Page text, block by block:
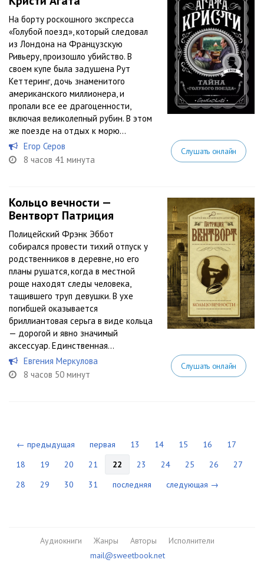
На борту роскошного экспресса
«Голубой поезд», который следовал
из Лондона на Французскую
Ривьеру, произошло убийство. В
своем купе была задушена Рут
Кеттеринг, дочь знаменитого
американского миллионера, и
пропали все ее драгоценности,
включая великолепный рубин. В этом
же поезде на отдых к морю...
Егор Серов
8 часов 41 минута
Слушать онлайн
Кольцо вечности —
Вентворт Патриция
Полицейский Фрэнк Эббот
собирался провести тихий отпуск у
родственников в деревне, но его
планы рушатся, когда в местной
роще находят следы человека,
тащившего труп девушки. В ухе
погибшей оказывается
бриллиантовая серьга в виде кольца
— дорогой и явно значимый
аксессуар. Единственная...
Евгения Меркулова
8 часов 50 минут
Слушать онлайн
← предыдущая первая 13 14 15 16
17
18
19 20 21 22 23 24 25 26
27
28
29 30 31 последняя следующая →
Аудиокниги Жанры Авторы
Исполнители
mail@sweetbook.net